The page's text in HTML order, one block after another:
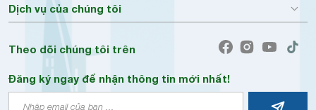
Dịch vụ của chúng tôi
Theo dõi chúng tôi trên
Đăng ký ngay để nhận thông tin mới nhất!